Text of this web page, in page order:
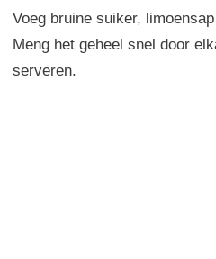
Voeg bruine suiker,
Meng het geheel snel door
serveren.